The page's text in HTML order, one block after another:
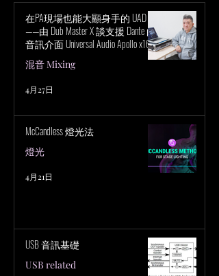
在PA現場也能大顯身手的 UAD！
——由 Dub Master X 談支援 Dante 的
音訊介面 Universal Audio Apollo x16D
的魅力
混音 Mixing
4月27日
McCandless 燈光法
燈光
4月21日
USB 音訊基礎
USB related